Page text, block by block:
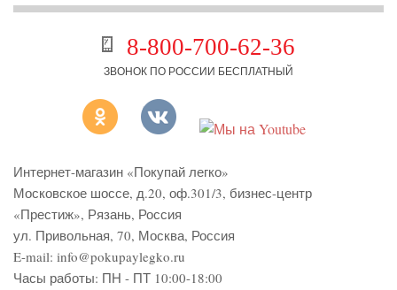
8-800-700-62-36
ЗВОНОК ПО РОССИИ БЕСПЛАТНЫЙ
Интернет-магазин «Покупай легко»
Московское шоссе, д.20, оф.301/3, бизнес-центр
«Престиж», Рязань, Россия
ул. Привольная, 70, Москва, Россия
E-mail: info@pokupaylegko.ru
Часы работы: ПН - ПТ 10:00-18:00